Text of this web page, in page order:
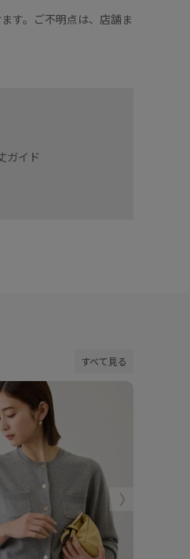
です。
す。ご不明点は、店舗ま
ガイド
すべて見る